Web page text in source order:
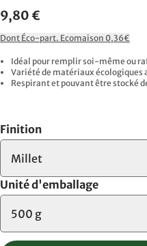
9,80 €
Dont Éco-part. Ecomaison 0,36€
Idéal pour remplir soi-même ou
Variété de matériaux écologiques
Respirant et pouvant être stocké
Finition
Millet
Unité d'emballage
500 g